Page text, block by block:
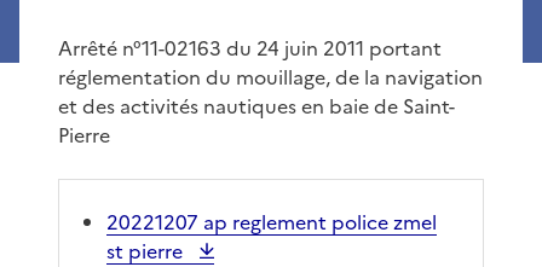
Arrêté n°11-02163 du 24 juin 2011 portant
réglementation du mouillage, de la navigation
et des activités nautiques en baie de Saint-
Pierre
20221207 ap reglement police zmel
st pierre